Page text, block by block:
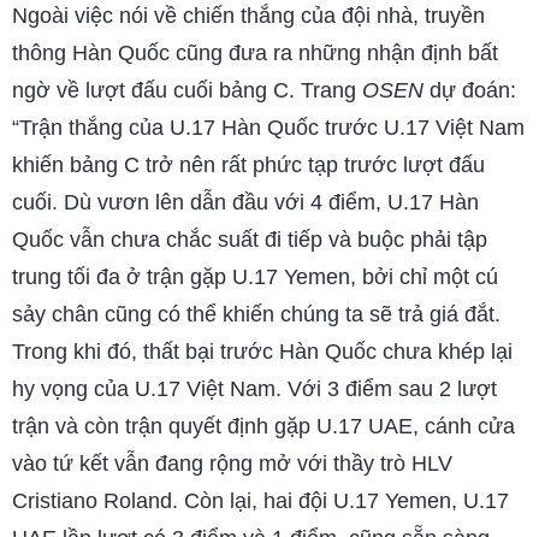
Ngoài việc nói về chiến thắng của đội nhà, truyền
thông Hàn Quốc cũng đưa ra những nhận định bất
ngờ về lượt đấu cuối bảng C. Trang OSEN dự đoán:
“Trận thắng của U.17 Hàn Quốc trước U.17 Việt Nam
khiến bảng C trở nên rất phức tạp trước lượt đấu
cuối. Dù vươn lên dẫn đầu với 4 điểm, U.17 Hàn
Quốc vẫn chưa chắc suất đi tiếp và buộc phải tập
trung tối đa ở trận gặp U.17 Yemen, bởi chỉ một cú
sảy chân cũng có thể khiến chúng ta sẽ trả giá đắt.
Trong khi đó, thất bại trước Hàn Quốc chưa khép lại
hy vọng của U.17 Việt Nam. Với 3 điểm sau 2 lượt
trận và còn trận quyết định gặp U.17 UAE, cánh cửa
vào tứ kết vẫn đang rộng mở với thầy trò HLV
Cristiano Roland. Còn lại, hai đội U.17 Yemen, U.17